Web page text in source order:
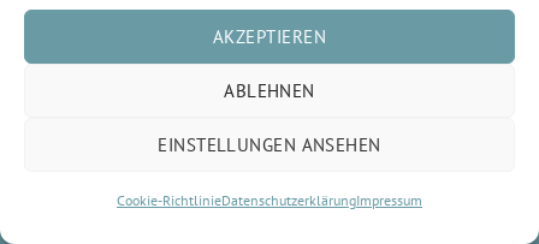
AKZEPTIEREN
ABLEHNEN
EINSTELLUNGEN ANSEHEN
Cookie-RichtlinieDatenschutzerklärungImpressum
Emazings